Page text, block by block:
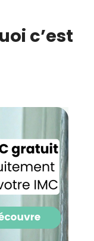
c’est
à ce que la société
analyse le taux
pour mesurer et
des campagnes.
si vous ouvrez les
vous le faites ainsi
sur le terminal que
en savoir plus sur ces
de confidentialité
mon cadeau !